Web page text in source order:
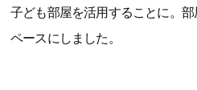
子ども部屋を活用することに。
ペースにしました。